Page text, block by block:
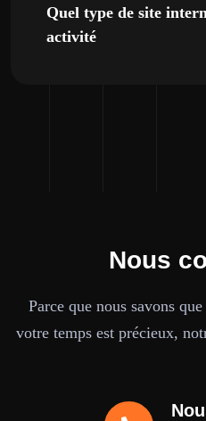
Quel type de site
activité
Nous
Parce que nous savons
votre temps est précieux,